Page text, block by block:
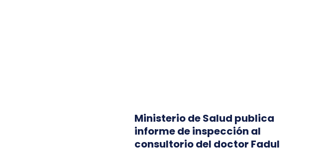
Ministerio de Salud publica
informe de inspección al
consultorio del doctor Fadul